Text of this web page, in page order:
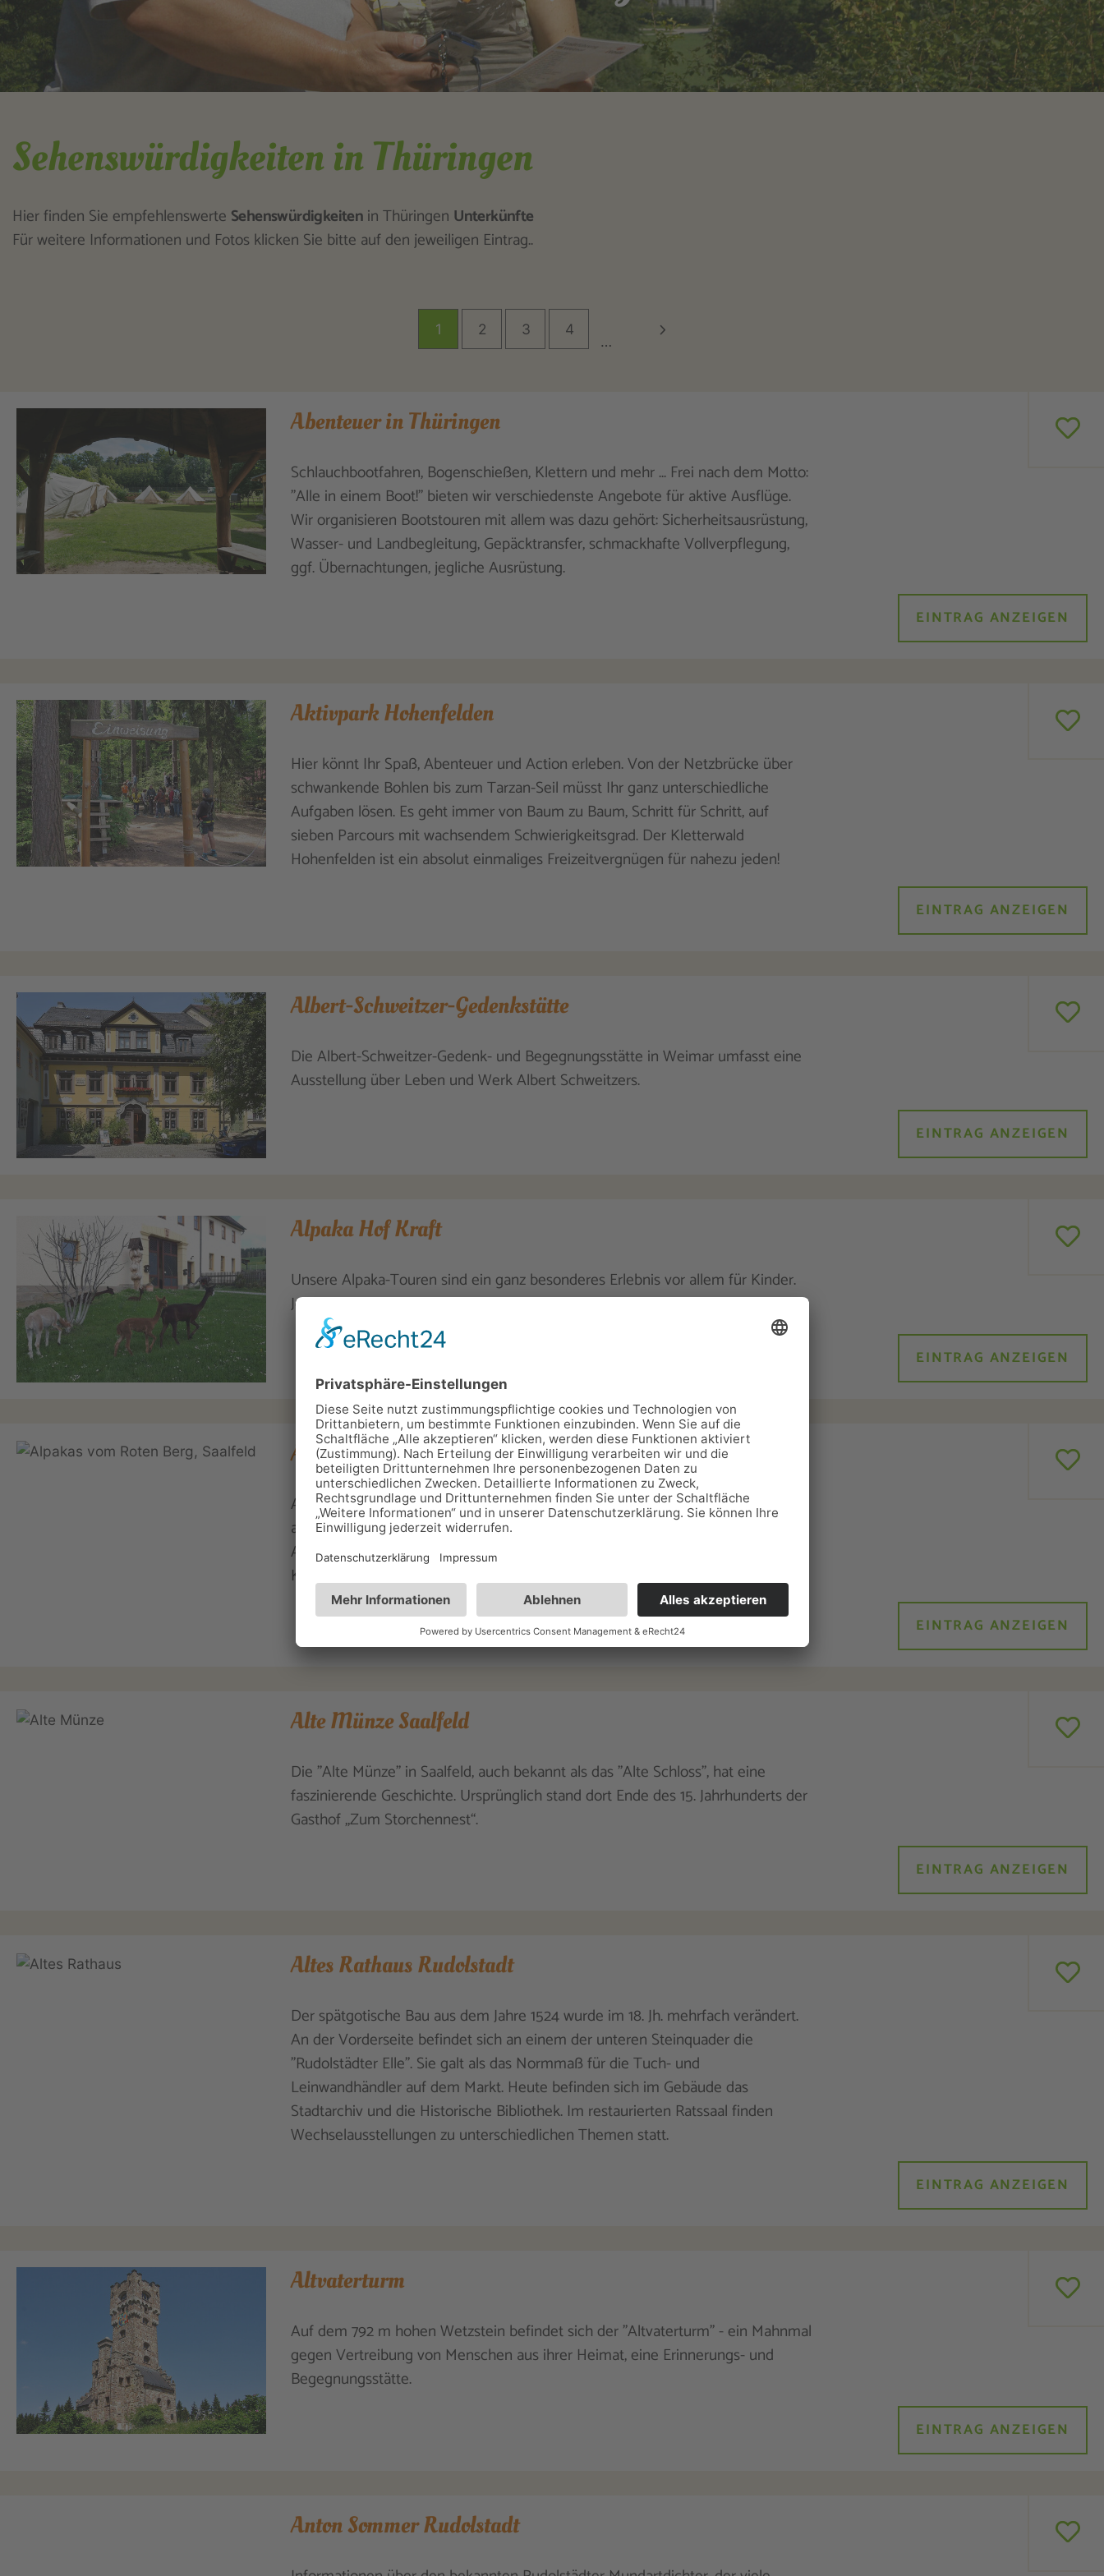
Sehenswürdigkeiten in Thüringen
Hier finden Sie empfehlenswerte Sehenswürdigkeitenin Thüringen Unterkünfte
Für weitere Informationen und Fotos klicken Sie bitte auf den jeweiligen Eintrag..
1 2 3 4
…
Abenteuer in Thüringen
Schlauchbootfahren, Bogenschießen, Klettern und mehr ... Frei nach dem Motto:
"Alle in einem Boot!" bieten wir verschiedenste Angebote für aktive Ausflüge.
Wir organisieren Bootstouren mit allem was dazu gehört: Sicherheitsausrüstung,
Wasser- und Landbegleitung, Gepäcktransfer, schmackhafte Vollverpflegung,
ggf. Übernachtungen, jegliche Ausrüstung.
EINTRAG ANZEIGEN
Aktivpark Hohenfelden
Hier könnt Ihr Spaß, Abenteuer und Action erleben. Von der Netzbrücke über
schwankende Bohlen bis zum Tarzan-Seil müsst Ihr ganz unterschiedliche
Aufgaben lösen. Es geht immer von Baum zu Baum, Schritt für Schritt, auf
sieben Parcours mit wachsendem Schwierigkeitsgrad. Der Kletterwald
Hohenfelden ist ein absolut einmaliges Freizeitvergnügen für nahezu jeden!
EINTRAG ANZEIGEN
Albert-Schweitzer-Gedenkstätte
Die Albert-Schweitzer-Gedenk- und Begegnungsstätte in Weimar umfasst eine
Ausstellung über Leben und Werk Albert Schweitzers.
EINTRAG ANZEIGEN
Alpaka Hof Kraft
Unsere Alpaka-Touren sind ein ganz besonderes Erlebnis vor allem für Kinder.
Jeder kann mal die Alpakas an der Leine führen sowie die Tiere streicheln ...
EINTRAG ANZEIGEN
Alpakas vom Roten Berg
Auf der Alpakafarm vom Roten Berg in der Nähe von Saalfeld/Rudolstadt leben
acht Alpakas und vier Lamas. Die Farm bietet verschiedene tiergestützte
Aktivitäten & Events, wie Alpakawanderungen, Kindergarten-& Schulprojekte,
Kindergeburtstage, Alpaka-Fotoshootings, Weidepicknicks an.
EINTRAG ANZEIGEN
Alte Münze Saalfeld
Die "Alte Münze" in Saalfeld, auch bekannt als das "Alte Schloss", hat eine
faszinierende Geschichte. Ursprünglich stand dort Ende des 15. Jahrhunderts der
Gasthof „Zum Storchennest“.
EINTRAG ANZEIGEN
Altes Rathaus Rudolstadt
Der spätgotische Bau aus dem Jahre 1524 wurde im 18. Jh. mehrfach verändert.
An der Vorderseite befindet sich an einem der unteren Steinquader die
"Rudolstädter Elle". Sie galt als das Normmaß für die Tuch- und
Leinwandhändler auf dem Markt. Heute befinden sich im Gebäude das
Stadtarchiv und die Historische Bibliothek. Im restaurierten Ratssaal finden
Wechselausstellungen zu unterschiedlichen Themen statt.
EINTRAG ANZEIGEN
Altvaterturm
Auf dem 792 m hohen Wetzstein befindet sich der "Altvaterturm" - ein Mahnmal
gegen Vertreibung von Menschen aus ihrer Heimat, eine Erinnerungs- und
Begegnungsstätte.
EINTRAG ANZEIGEN
Anton Sommer Rudolstadt